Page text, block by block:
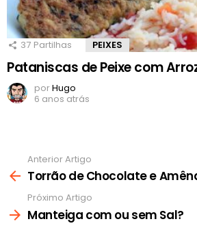
37 Partilhas PEIXES
Pataniscas de Peixe com
porHugo
6 anos atrás
mais
Anterior Artigo
Torrão de Chocolate e
Próximo Artigo
Manteiga com ou sem Sal?